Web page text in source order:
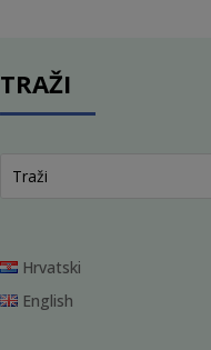
TRAŽI
Hrvatski
English